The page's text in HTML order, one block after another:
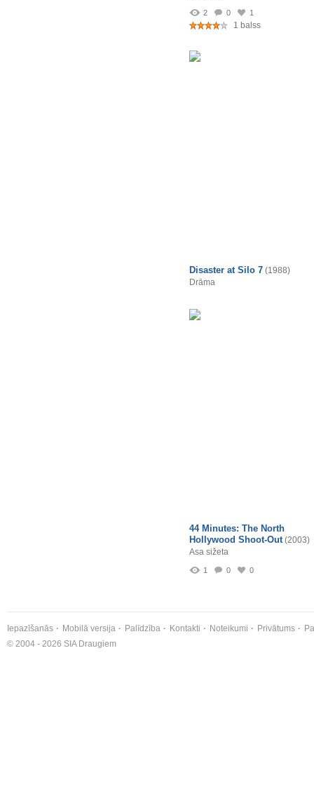
2 0 1
1 balss
Disaster at Silo 7 (1988)
Drāma
44 Minutes: The North
Hollywood Shoot-Out (2003)
Asa sižeta
1 0 0
Iepazīšanās Mobilā versija Palīdzība Kontakti Noteikumi Privātums
© 2004 - 2026 SIA Draugiem